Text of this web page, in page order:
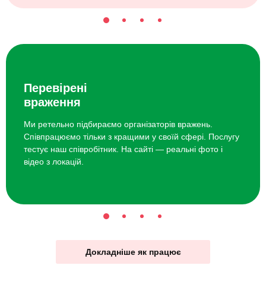
Перевірені
враження
Ми ретельно підбираємо організаторів вражень.
Співпрацюємо тільки з кращими у своїй сфері. Послугу
тестує наш співробітник. На сайті — реальні фото і
відео з локацій.
Докладніше як працює